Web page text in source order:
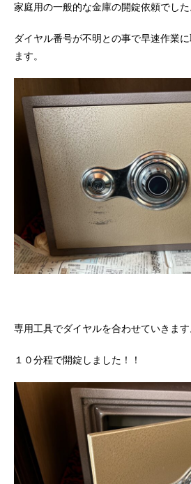
家庭用の一般的な金庫の開錠依頼でした
ダイヤル番号が不明との事で早速作業
ます。
専用工具でダイヤルを合わせていきます
１０分程で開錠しました！！